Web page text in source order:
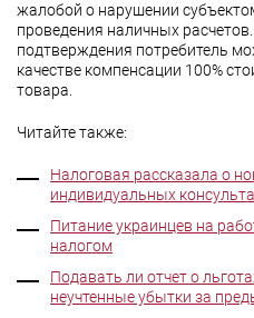
жалобой о нарушении
проведения наличных
подтверждения потребитель
качестве компенсации 100%
товара.
Читайте также:
Налоговая рассказала о
индивидуальных
Питание украинцев на
налогом
Подавать ли отчет о
неучтенные убытки за